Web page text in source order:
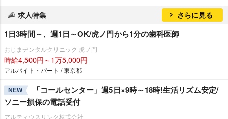
求人特集 さらに見る
1日3時間～、週1日～OK/虎ノ門から1分の歯科医師
おじまデンタルクリニック 虎ノ門
時給4,500円～1万5,000円
アルバイト・パート / 東京都
NEW
「コールセンター」週5日×9時～18時!生活リズム安定/
ソニー損保の電話受付
アルティウスリンク株式会社